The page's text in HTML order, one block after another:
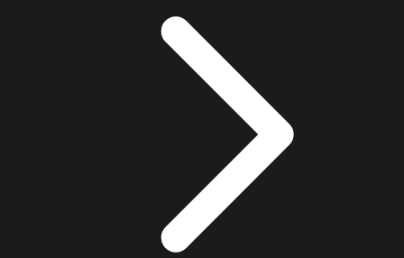
Explora nuestros artículos